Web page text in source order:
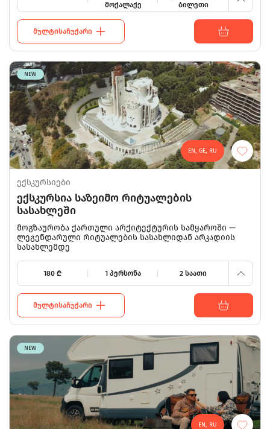
მოქალაქე
ბილეთი
ᲛᲣᲚᲢᲘᲡᲐᲩᲣᲥᲐᲠᲘ
NEW
EN, GE, RU
ექსკურსიები
ექსკურსია საზეიმო რიტუალების
სასახლეში
მოგზაურობა ქართული არქიტექტურის სამყაროში —
ლეგენდარული რიტუალების სასახლიდან არკადიის
სასახლემდე
180 ₾ 1 პერსონა 2 საათი
180
240
300
425
ᲛᲣᲚᲢᲘᲡᲐᲩᲣᲥᲐᲠᲘ
NEW
EN, RU